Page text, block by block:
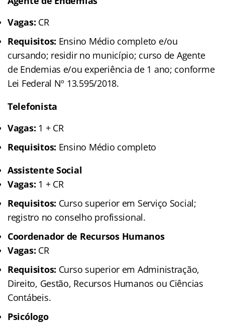
Vagas: CR
Requisitos: Ensino Médio completo e/ou
cursando; residir no município; curso de Agente
de Endemias e/ou experiência de 1 ano; conforme
Lei Federal Nº 13.595/2018.
Telefonista
Vagas: 1 + CR
Requisitos: Ensino Médio completo
Assistente Social
Vagas: 1 + CR
Requisitos: Curso superior em Serviço Social;
registro no conselho profissional.
Coordenador de Recursos Humanos
Vagas: CR
Requisitos: Curso superior em Administração,
Direito, Gestão, Recursos Humanos ou Ciências
Contábeis.
Psicólogo